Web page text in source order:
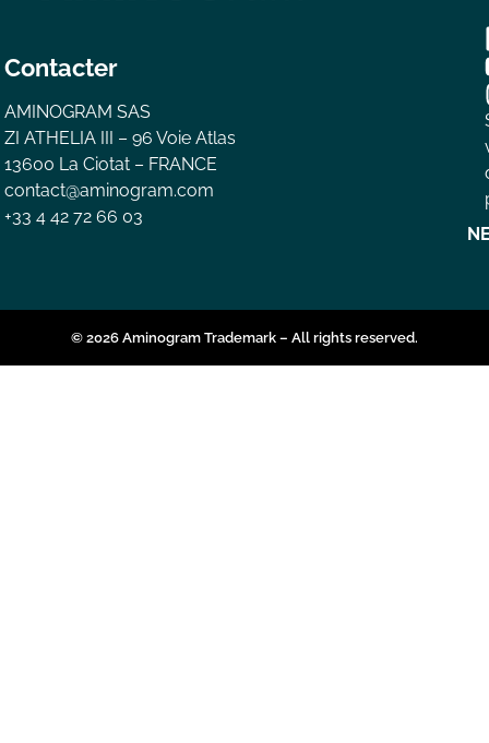
Contacter
AMINOGRAM SAS
ZI ATHELIA III – 96 Voie Atlas
13600 La Ciotat – FRANCE
contact@aminogram.com
+33 4 42 72 66 03
© 2026 Aminogram Trademark – All rights reserved.